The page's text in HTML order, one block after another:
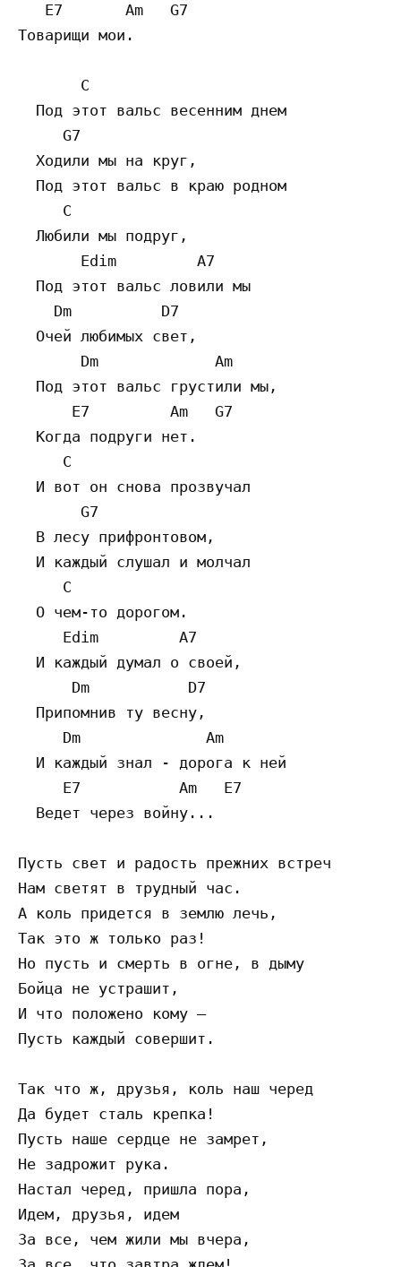
   E7       Am   G7
Товарищи мои.
       C
  Под этот вальс весенним днем
     G7
  Ходили мы на круг,
  Под этот вальс в краю родном
     C
  Любили мы подруг,
       Edim         A7
  Под этот вальс ловили мы
    Dm          D7
  Очей любимых свет,
       Dm             Am
  Под этот вальс грустили мы,
      E7         Am   G7
  Когда подруги нет.
     C
  И вот он снова прозвучал
       G7
  В лесу прифронтовом,
  И каждый слушал и молчал
     C
  О чем-то дорогом.
     Edim         A7
  И каждый думал о своей,
      Dm           D7
  Припомнив ту весну,
     Dm              Am
  И каждый знал - дорога к ней
     E7           Am   E7
  Ведет через войну...
Пусть свет и радость прежних встреч
Нам светят в трудный час.
А коль придется в землю лечь,
Так это ж только раз!
Но пусть и смерть в огне, в дыму
Бойца не устрашит,
И что положено кому —
Пусть каждый совершит.
Так что ж, друзья, коль наш черед
Да будет сталь крепка!
Пусть наше сердце не замрет,
Не задрожит рука.
Настал черед, пришла пора,
Идем, друзья, идем
За все, чем жили мы вчера,